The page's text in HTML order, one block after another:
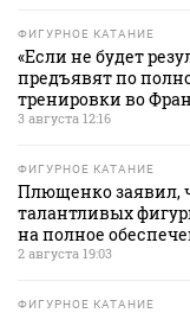
ФИГУРНОЕ КАТАНИЕ
«Если не будет
предъявят по
тренировки во
3 августа 12:16
ФИГУРНОЕ КАТАНИЕ
Плющенко заявил,
талантливых
на полное
2 августа 19:03
ФИГУРНОЕ КАТАНИЕ